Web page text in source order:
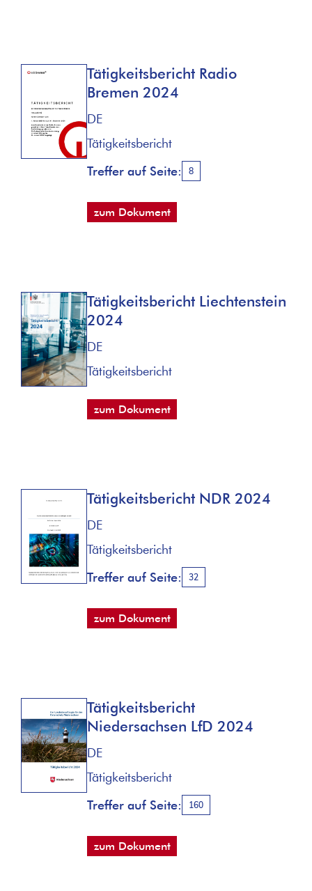
Tätigkeitsbericht Radio
Bremen 2024
DE
Tätigkeitsbericht
Treffer auf Seite:
8
zum Dokument
Tätigkeitsbericht Liechtenstein
2024
DE
Tätigkeitsbericht
zum Dokument
Tätigkeitsbericht NDR 2024
DE
Tätigkeitsbericht
Treffer auf Seite:
32
zum Dokument
Tätigkeitsbericht
Niedersachsen LfD 2024
DE
Tätigkeitsbericht
Treffer auf Seite:
160
zum Dokument